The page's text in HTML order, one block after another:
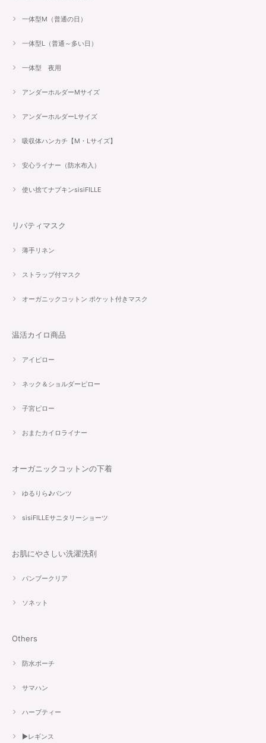
一体型M（普通の日）
一体型L（普通～多い日）
一体型 夜用
アンダーホルダーMサイズ
アンダーホルダーLサイズ
吸収体ハンカチ【M・Lサイズ】
安心ライナー（防水布入）
使い捨てナプキンsisiFILLE
リバティマスク
薄手リネン
ストラップ付マスク
オーガニックコットン ポケット付きマスク
温活カイロ商品
アイピロー
ネック＆ショルダーピロー
子宮ピロー
おまたカイロライナー
オーガニックコットンの下着
ゆるりら♪パンツ
sisiFILLEサニタリーショーツ
お肌にやさしい洗濯洗剤
バンブークリア
ソネット
Others
防水ポーチ
サマハン
ハーブティー
▶︎レギンス